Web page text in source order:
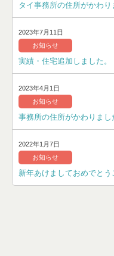
タイ事務所の住所がかわり
2023年7月11日
お知らせ
実績・住宅追加しました。
2023年4月1日
お知らせ
事務所の住所がかわりまし
2022年1月7日
お知らせ
新年あけましておめでとう